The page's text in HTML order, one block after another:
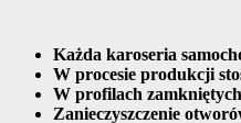
Każda karoseria
W procesie produkcji
W profilach
Zanieczyszczenie